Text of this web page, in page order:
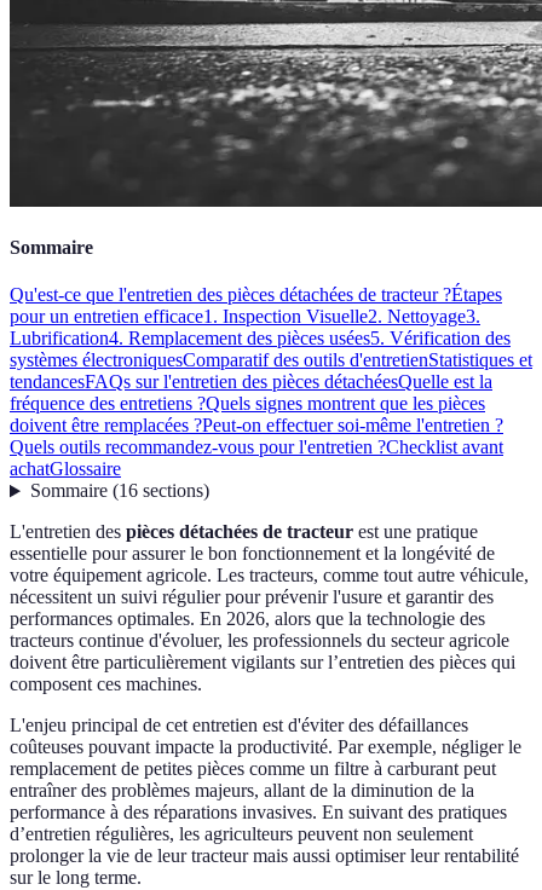
Sommaire
Qu'est-ce que l'entretien des pièces détachées de tracteur ?Étapes
pour un entretien efficace1. Inspection Visuelle2. Nettoyage3.
Lubrification4. Remplacement des pièces usées5. Vérification des
systèmes électroniquesComparatif des outils d'entretienStatistiques et
tendancesFAQs sur l'entretien des pièces détachéesQuelle est la
fréquence des entretiens ?Quels signes montrent que les pièces
doivent être remplacées ?Peut-on effectuer soi-même l'entretien ?
Quels outils recommandez-vous pour l'entretien ?Checklist avant
achatGlossaire
Sommaire(16 sections)
L'entretien des pièces détachées de tracteur est une pratique
essentielle pour assurer le bon fonctionnement et la longévité de
votre équipement agricole. Les tracteurs, comme tout autre véhicule,
nécessitent un suivi régulier pour prévenir l'usure et garantir des
performances optimales. En 2026, alors que la technologie des
tracteurs continue d'évoluer, les professionnels du secteur agricole
doivent être particulièrement vigilants sur l’entretien des pièces qui
composent ces machines.
L'enjeu principal de cet entretien est d'éviter des défaillances
coûteuses pouvant impacte la productivité. Par exemple, négliger le
remplacement de petites pièces comme un filtre à carburant peut
entraîner des problèmes majeurs, allant de la diminution de la
performance à des réparations invasives. En suivant des pratiques
d’entretien régulières, les agriculteurs peuvent non seulement
prolonger la vie de leur tracteur mais aussi optimiser leur rentabilité
sur le long terme.